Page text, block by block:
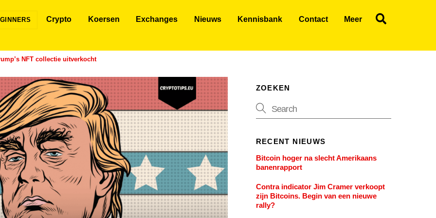
Crypto Koersen Exchanges Nieuws Kennisbank Contact Meer
NFT collectie uitverkocht
ZOEKEN
RECENT NIEUWS
Bitcoin hoger na slecht Amerikaans
banenrapport
Contra indicator Jim Cramer verkoopt
zijn Bitcoins. Begin van een nieuwe
rally?